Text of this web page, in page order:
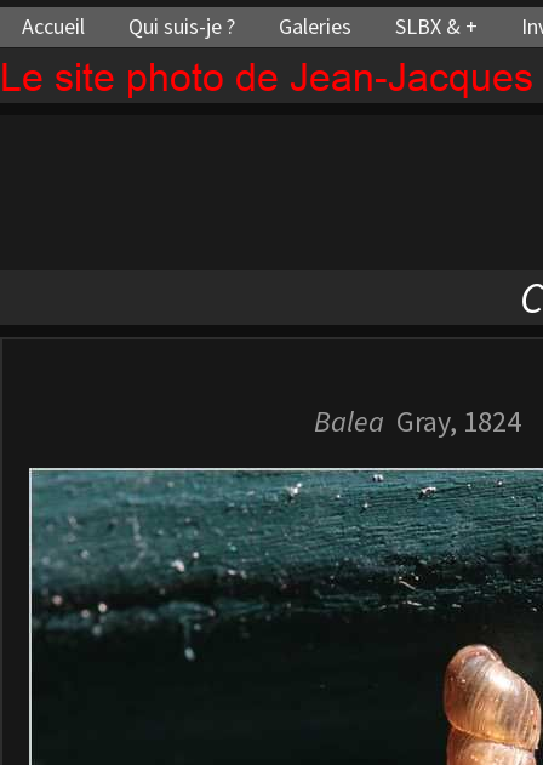
Le site photo de Jean-
Accueil Qui suis-je ? Galeries SLBX & +
Balea Gray, 1824